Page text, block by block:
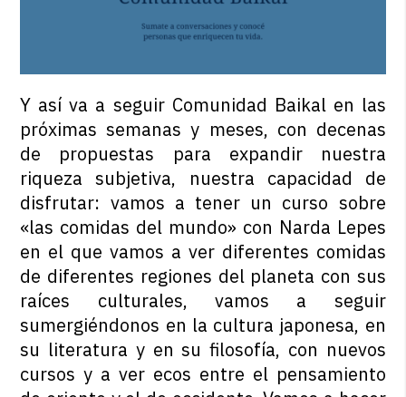
Y así va a seguir Comunidad Baikal en las
próximas semanas y meses, con decenas
de propuestas para expandir nuestra
riqueza subjetiva, nuestra capacidad de
disfrutar: vamos a tener un curso sobre
«las comidas del mundo» con Narda Lepes
en el que vamos a ver diferentes comidas
de diferentes regiones del planeta con sus
raíces culturales, vamos a seguir
sumergiéndonos en la cultura japonesa, en
su literatura y en su filosofía, con nuevos
cursos y a ver ecos entre el pensamiento